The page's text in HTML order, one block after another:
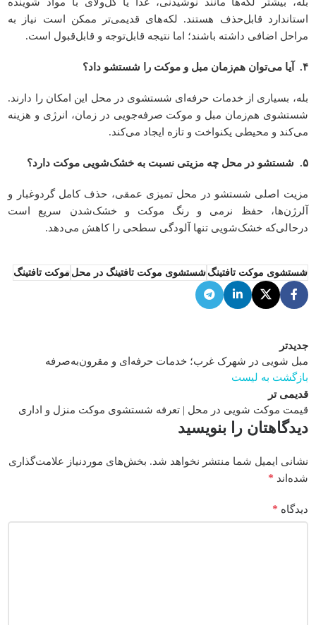
استاندارد قابل‌حذف هستند. لکه‌های قدیمی‌تر ممکن است نیاز به
مراحل اضافی داشته باشند؛ اما نتیجه قابل‌توجه و قابل‌قبول است.
۴. آیا می‌توان هم‌زمان مبل و موکت را شستشو داد؟
بله، بسیاری از خدمات حرفه‌ای شستشوی در محل این امکان را دارند.
شستشوی هم‌زمان مبل و موکت صرفه‌جویی در زمان، انرژی و هزینه
می‌کند و محیطی یکنواخت و تازه ایجاد می‌کند.
۵. شستشو در محل چه مزیتی نسبت به خشک‌شویی موکت دارد؟
مزیت اصلی شستشو در محل تمیزی عمقی، حذف کامل گردوغبار و
آلرژن‌ها، حفظ نرمی و رنگ موکت و خشک‌شدن سریع است
درحالی‌که خشک‌شویی تنها آلودگی سطحی را کاهش می‌دهد.
شستشوی موکت تافتینگ شستشوی موکت تافتینگ در محل موکت تافتینگ
جدیدتر
مبل شویی در شهرک غرب؛ خدمات حرفه‌ای و مقرون‌به‌صرفه
بازگشت به لیست
قدیمی تر
قیمت موکت شویی در محل | تعرفه شستشوی موکت منزل و اداری
دیدگاهتان را بنویسید
نشانی ایمیل شما منتشر نخواهد شد. بخش‌های موردنیاز علامت‌گذاری
شده‌اند *
دیدگاه *